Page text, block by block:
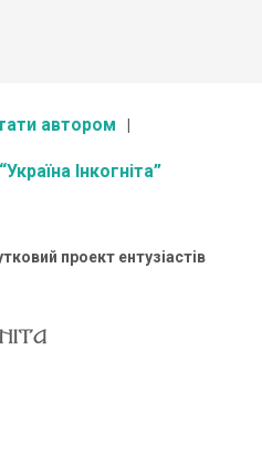
автором
Інкогніта”
проект ентузіастів